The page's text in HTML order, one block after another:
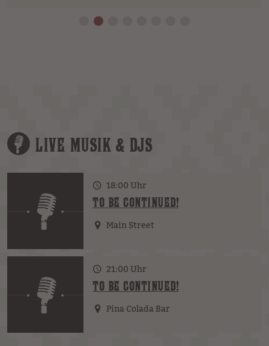
LIVE MUSIK & DJS
18:00 Uhr
TO BE CONTINUED!
Main Street
21:00 Uhr
TO BE CONTINUED!
Pina Colada Bar